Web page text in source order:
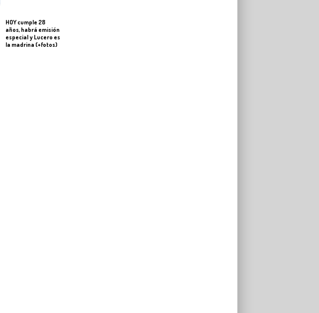
HOY cumple 28
años, habrá emisión
especial y Lucero es
la madrina (+fotos)